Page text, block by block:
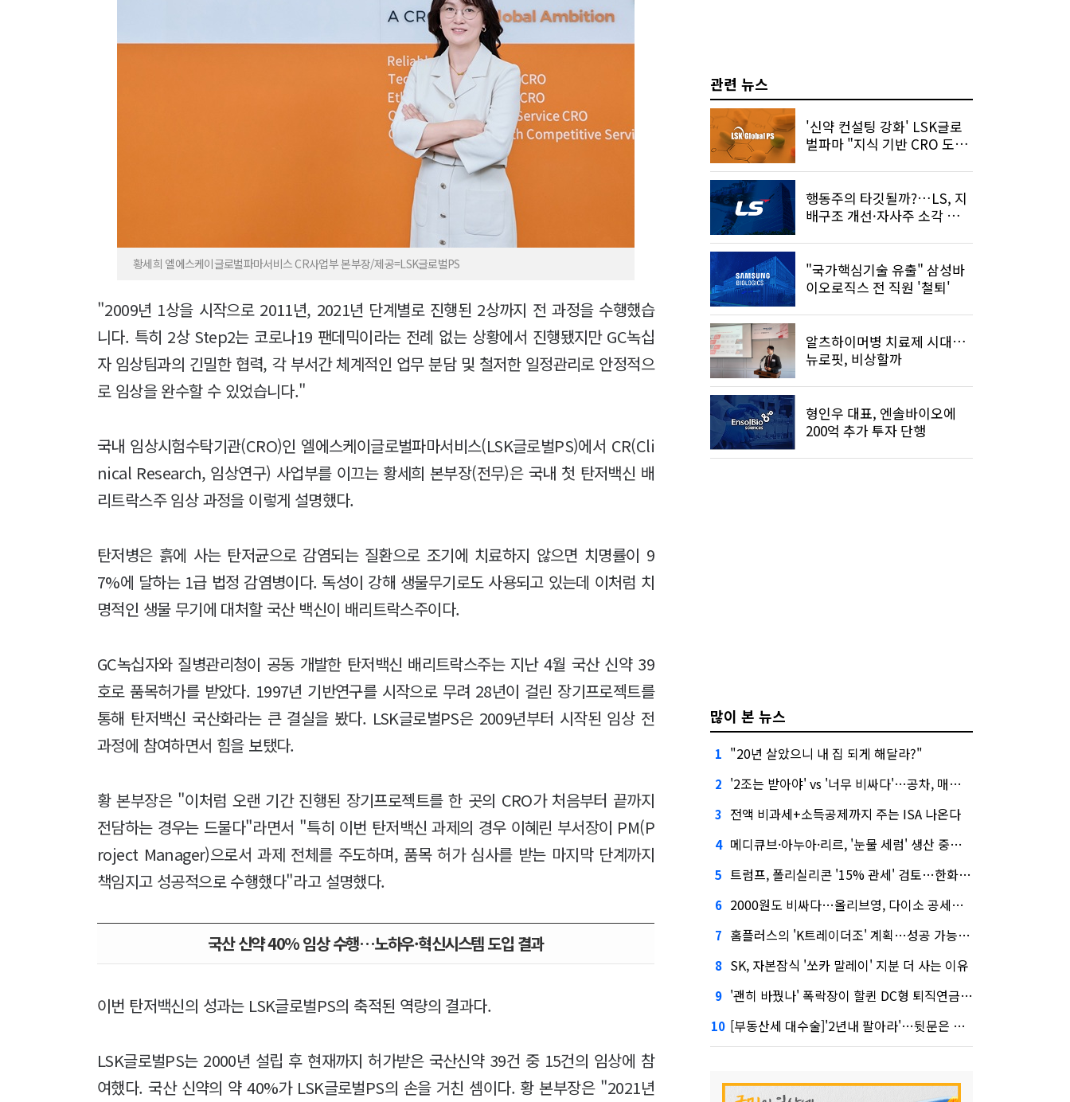
황세희 엘에스케이글로벌파마서비스 CR사업부 본부장/제공=LSK글로벌PS
"2009년 1상을 시작으로 2011년, 2021년 단계별로 진행된 2상까지 전 과정을 수행했습
니다. 특히 2상 Step2는 코로나19 팬데믹이라는 전례 없는 상황에서 진행됐지만 GC녹십
자 임상팀과의 긴밀한 협력, 각 부서간 체계적인 업무 분담 및 철저한 일정관리로 안정적으
로 임상을 완수할 수 있었습니다."
국내 임상시험수탁기관(CRO)인 엘에스케이글로벌파마서비스(LSK글로벌PS)에서 CR(Cli
nical Research, 임상연구) 사업부를 이끄는 황세희 본부장(전무)은 국내 첫 탄저백신 배
리트락스주 임상 과정을 이렇게 설명했다.
탄저병은 흙에 사는 탄저균으로 감염되는 질환으로 조기에 치료하지 않으면 치명률이 9
7%에 달하는 1급 법정 감염병이다. 독성이 강해 생물무기로도 사용되고 있는데 이처럼 치
명적인 생물 무기에 대처할 국산 백신이 배리트락스주이다.
GC녹십자와 질병관리청이 공동 개발한 탄저백신 배리트락스주는 지난 4월 국산 신약 39
호로 품목허가를 받았다. 1997년 기반연구를 시작으로 무려 28년이 걸린 장기프로젝트를
통해 탄저백신 국산화라는 큰 결실을 봤다. LSK글로벌PS은 2009년부터 시작된 임상 전
과정에 참여하면서 힘을 보탰다.
황 본부장은 "이처럼 오랜 기간 진행된 장기프로젝트를 한 곳의 CRO가 처음부터 끝까지
전담하는 경우는 드물다"라면서 "특히 이번 탄저백신 과제의 경우 이혜린 부서장이 PM(P
roject Manager)으로서 과제 전체를 주도하며, 품목 허가 심사를 받는 마지막 단계까지
책임지고 성공적으로 수행했다"라고 설명했다.
국산 신약 40% 임상 수행…노하우·혁신시스템 도입 결과
이번 탄저백신의 성과는 LSK글로벌PS의 축적된 역량의 결과다.
LSK글로벌PS는 2000년 설립 후 현재까지 허가받은 국산신약 39건 중 15건의 임상에 참
여했다. 국산 신약의 약 40%가 LSK글로벌PS의 손을 거친 셈이다. 황 본부장은 "2021년
관련 뉴스
'신약 컨설팅 강화' LSK글로
벌파마 "지식 기반 CRO 도
행동주의 타깃될까?…LS, 지
배구조 개선·자사주 소각 기
"국가핵심기술 유출" 삼성바
이오로직스 전 직원 '철퇴'
알츠하이머병 치료제 시대…
뉴로핏, 비상할까
형인우 대표, 엔솔바이오에
200억 추가 투자 단행
많이 본 뉴스
1 "20년 살았으니 내 집 되게 해달라?"
2 '2조는 받아야' vs '너무 비싸다'…공차, 매각 성공할까
3 전액 비과세+소득공제까지 주는 ISA 나온다
4 메디큐브·아누아·리르, '눈물 세럼' 생산 중단한다
5 트럼프, 폴리실리콘 '15% 관세' 검토…한화큐셀·OCI 영향은?
6 2000원도 비싸다…올리브영, 다이소 공세에 '가성비'로 맞불
7 홈플러스의 'K트레이더조' 계획…성공 가능성은 '글쎄'
8 SK, 자본잠식 '쏘카 말레이' 지분 더 사는 이유
9 '괜히 바꿨나' 폭락장이 할퀸 DC형 퇴직연금…전문가 조언은
10 [부동산세 대수술]'2년내 팔아라'…뒷문은 열었다